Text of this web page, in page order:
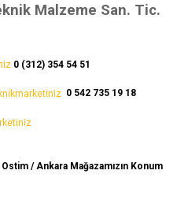
Malzeme San. Tic.
0 (312) 354 54 51
0 542 735 19 18
Ostim / Ankara Mağazamızın Konum